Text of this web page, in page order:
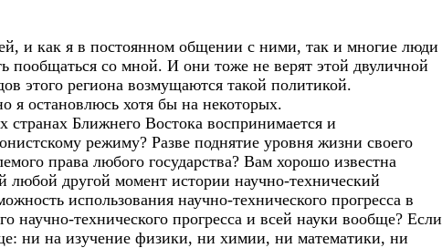
и как я в постоянном общении с ними, так и многие люди
пообщаться со мной. И они тоже не верят этой двуличной
этого региона возмущаются такой политикой.
я остановлюсь хотя бы на некоторых.
Ближнего Востока воспринимается и
режиму? Разве поднятие уровня жизни своего
права любого государства? Вам хорошо известна
любой другой момент истории научно-технический
использования научно-технического прогресса в
научно-технического прогресса и всей науки вообще? Если
ни на изучение физики, ни химии, ни математики, ни